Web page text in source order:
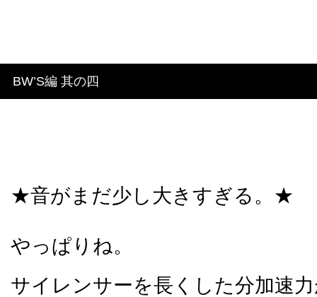
BW’S編 其の四
★音がまだ少し大きすぎる。★
やっぱりね。
サイレンサーを長くした分加速